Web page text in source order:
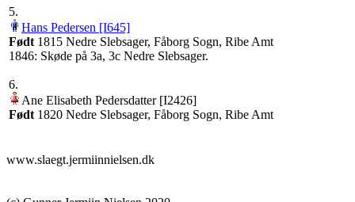
5.
Hans Pedersen‏‎ [I645]
Født ‎1815 Nedre Slebsager, Fåborg Sogn, Ribe Amt‎
1846: Skøde på 3a, 3c Nedre Slebsager.
6.
‎Ane Elisabeth Pedersdatter‏‎ [I2426]‎
Født ‎1820 Nedre Slebsager, Fåborg Sogn, Ribe Amt‎
www.slaegt.jermiinnielsen.dk